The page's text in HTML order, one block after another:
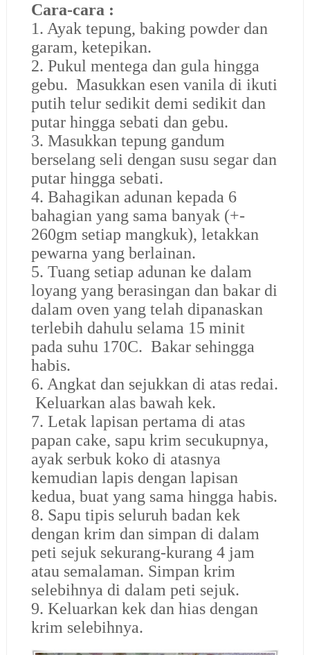
Cara-cara :
1. Ayak tepung, baking powder dan
garam, ketepikan.
2. Pukul mentega dan gula hingga
gebu. Masukkan esen vanila di ikuti
putih telur sedikit demi sedikit dan
putar hingga sebati dan gebu.
3. Masukkan tepung gandum
berselang seli dengan susu segar dan
putar hingga sebati.
4. Bahagikan adunan kepada 6
bahagian yang sama banyak (+-
260gm setiap mangkuk), letakkan
pewarna yang berlainan.
5. Tuang setiap adunan ke dalam
loyang yang berasingan dan bakar di
dalam oven yang telah dipanaskan
terlebih dahulu selama 15 minit
pada suhu 170C. Bakar sehingga
habis.
6. Angkat dan sejukkan di atas redai.
Keluarkan alas bawah kek.
7. Letak lapisan pertama di atas
papan cake, sapu krim secukupnya,
ayak serbuk koko di atasnya
kemudian lapis dengan lapisan
kedua, buat yang sama hingga habis.
8. Sapu tipis seluruh badan kek
dengan krim dan simpan di dalam
peti sejuk sekurang-kurang 4 jam
atau semalaman. Simpan krim
selebihnya di dalam peti sejuk.
9. Keluarkan kek dan hias dengan
krim selebihnya.